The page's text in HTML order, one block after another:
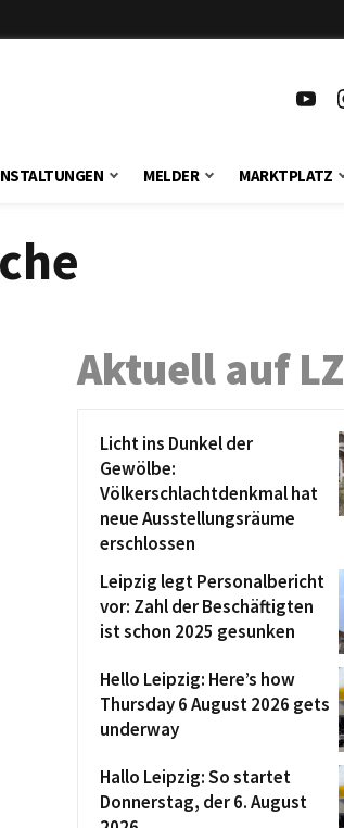
MELDER MARKTPLATZ
Aktuell auf LZ
Licht ins Dunkel der
Gewölbe:
Völkerschlachtdenkmal hat
neue Ausstellungsräume
erschlossen
Leipzig legt Personalbericht
vor: Zahl der Beschäftigten
ist schon 2025 gesunken
Hello Leipzig: Here’s how
Thursday 6 August 2026 gets
underway
Hallo Leipzig: So startet
Donnerstag, der 6. August